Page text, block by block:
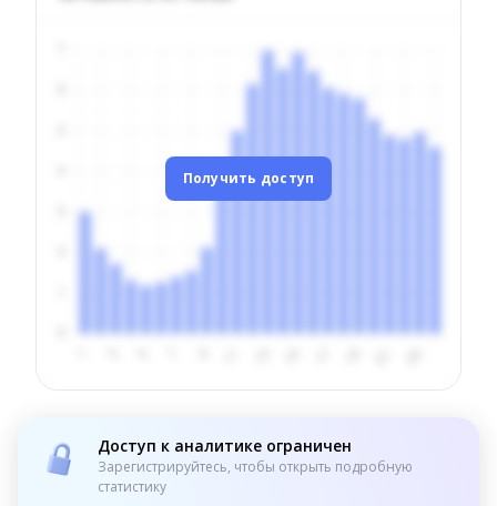
Получить доступ
Доступ к аналитике ограничен
Зарегистрируйтесь, чтобы открыть подробную
статистику